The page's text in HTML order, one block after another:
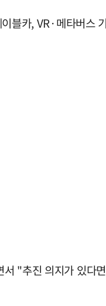
블카, VR·메타버스
"추진 의지가 있다